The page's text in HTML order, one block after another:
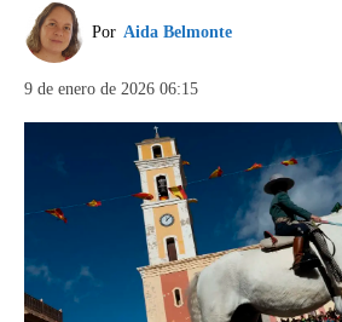
Por Aida Belmonte
9 de enero de 2026 06:15